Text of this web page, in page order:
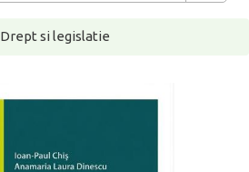
Drept si legislatie